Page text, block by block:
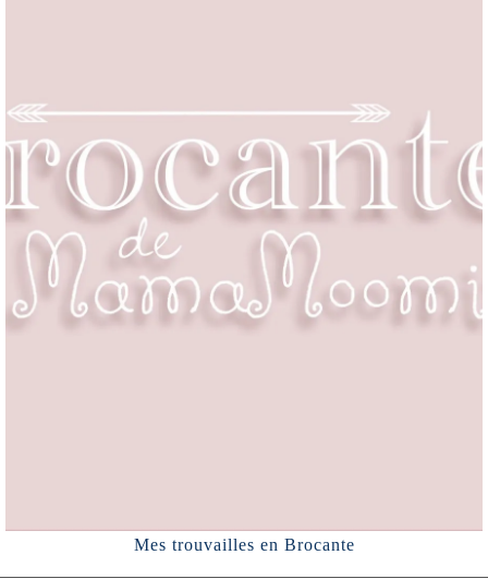
Mes trouvailles en Brocante